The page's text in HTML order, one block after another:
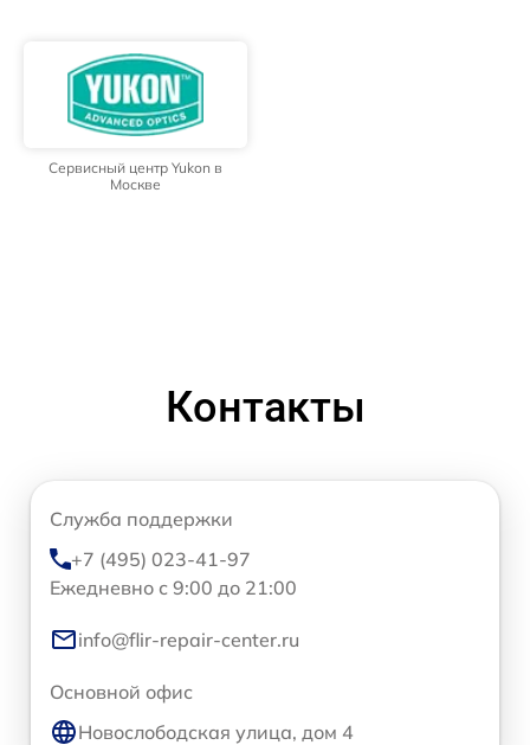
Сервисный центр Yukon в
Москве
Контакты
Служба поддержки
+7 (495) 023-41-97
Ежедневно с 9:00 до 21:00
info@flir-repair-center.ru
Основной офис
Новослободская улица, дом 4